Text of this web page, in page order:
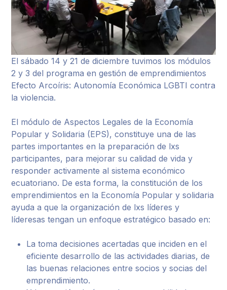
El sábado 14 y 21 de diciembre tuvimos los módulos
2 y 3 del programa en gestión de emprendimientos
Efecto Arcoíris: Autonomía Económica LGBTI contra
la violencia.
El módulo de Aspectos Legales de la Economía
Popular y Solidaria (EPS), constituye una de las
partes importantes en la preparación de lxs
participantes, para mejorar su calidad de vida y
responder activamente al sistema económico
ecuatoriano. De esta forma, la constitución de los
emprendimientos en la Economía Popular y solidaria
ayuda a que la organización de lxs líderes y
líderesas tengan un enfoque estratégico basado en:
La toma decisiones acertadas que inciden en el
eficiente desarrollo de las actividades diarias, de
las buenas relaciones entre socios y socias del
emprendimiento.